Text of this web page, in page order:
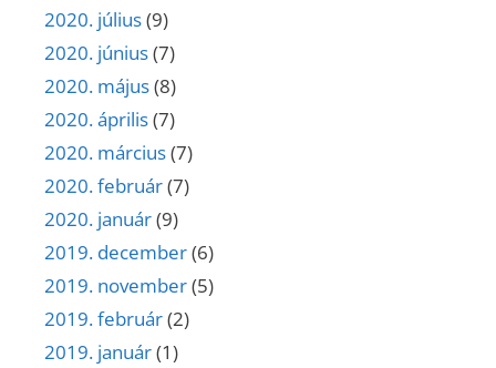
2020. július(9)
2020. június(7)
2020. május(8)
2020. április(7)
2020. március(7)
2020. február(7)
2020. január(9)
2019. december(6)
2019. november(5)
2019. február(2)
2019. január(1)